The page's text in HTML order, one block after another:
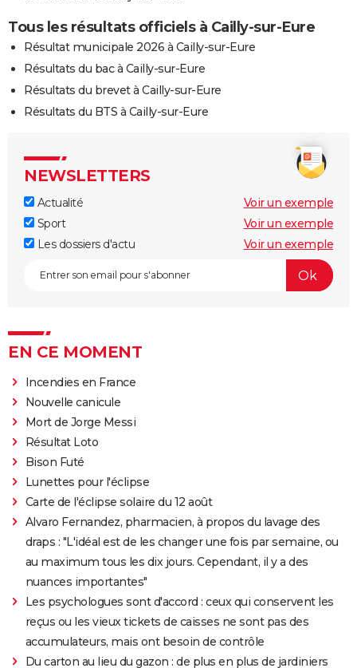
Tous les résultats officiels à Cailly-sur-Eure
Résultat municipale 2026 à Cailly-sur-Eure
Résultats du bac à Cailly-sur-Eure
Résultats du brevet à Cailly-sur-Eure
Résultats du BTS à Cailly-sur-Eure
NEWSLETTERS
Actualité
Voir un exemple
Sport
Voir un exemple
Les dossiers d'actu
Voir un exemple
EN CE MOMENT
Incendies en France
Nouvelle canicule
Mort de Jorge Messi
Résultat Loto
Bison Futé
Lunettes pour l'éclipse
Carte de l'éclipse solaire du 12 août
Alvaro Fernandez, pharmacien, à propos du lavage des
draps : "L'idéal est de les changer une fois par semaine, ou
au maximum tous les dix jours. Cependant, il y a des
nuances importantes"
Les psychologues sont d'accord : ceux qui conservent les
reçus ou les vieux tickets de caisses ne sont pas des
accumulateurs, mais ont besoin de contrôle
Du carton au lieu du gazon : de plus en plus de jardiniers